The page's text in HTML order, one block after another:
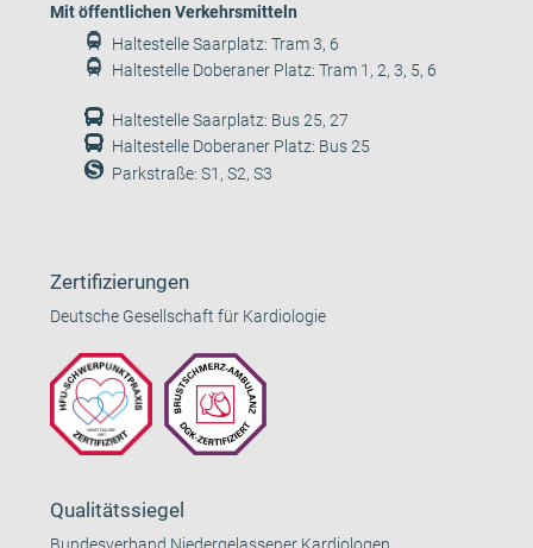
Mit öffentlichen Verkehrsmitteln
Haltestelle Saarplatz: Tram 3, 6
Haltestelle Doberaner Platz: Tram 1, 2, 3, 5, 6
Haltestelle Saarplatz: Bus 25, 27
Haltestelle Doberaner Platz: Bus 25
Parkstraße: S1, S2, S3
Zertifizierungen
Deutsche Gesellschaft für Kardiologie
Qualitätssiegel